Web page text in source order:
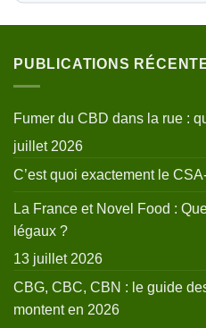
PUBLICATIONS
Fumer du CBD dans la rue :
juillet 2026
C’est quoi exactement le
La France et Novel Food :
légaux ?
13 juillet 2026
CBG, CBC, CBN : le guide
montent en 2026